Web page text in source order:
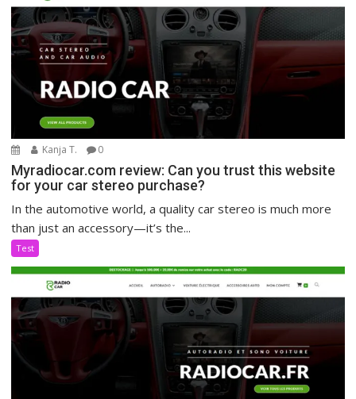
Kanja T. 0
Myradiocar.com review: Can you trust this website
for your car stereo purchase?
In the automotive world, a quality car stereo is much more
than just an accessory—it’s the...
Test